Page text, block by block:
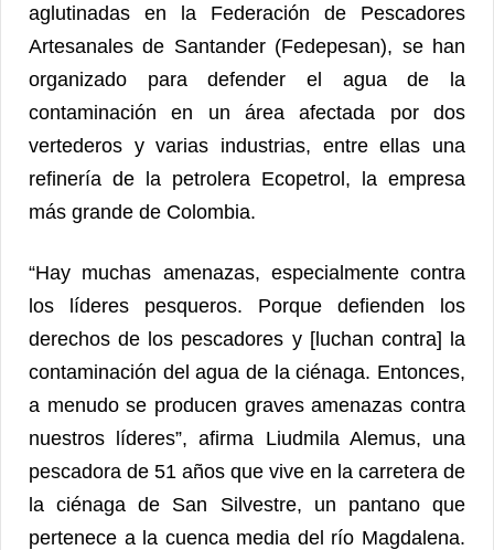
aglutinadas en la Federación de Pescadores
Artesanales de Santander (Fedepesan), se han
organizado para defender el agua de la
contaminación en un área afectada por dos
vertederos y varias industrias, entre ellas una
refinería de la petrolera Ecopetrol, la empresa
más grande de Colombia.
“Hay muchas amenazas, especialmente contra
los líderes pesqueros. Porque defienden los
derechos de los pescadores y [luchan contra] la
contaminación del agua de la ciénaga. Entonces,
a menudo se producen graves amenazas contra
nuestros líderes”, afirma Liudmila Alemus, una
pescadora de 51 años que vive en la carretera de
la ciénaga de San Silvestre, un pantano que
pertenece a la cuenca media del río Magdalena.